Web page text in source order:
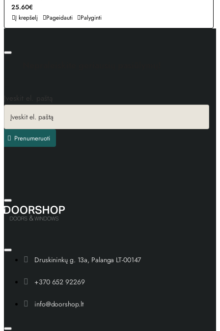
25.60€
Į krepšelį Pageidauti Palyginti
Įveskit el. paštą
Prenumeruoti
Druskininkų g. 13a, Palanga LT-00147
+370 652 92269
info@doorshop.lt